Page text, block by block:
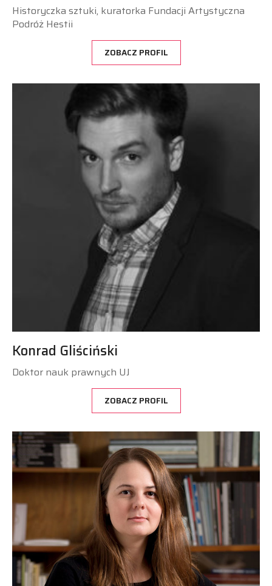
Historyczka sztuki, kuratorka Fundacji Artystyczna
Podróż Hestii
ZOBACZ PROFIL
Konrad Gliściński
Doktor nauk prawnych UJ
ZOBACZ PROFIL